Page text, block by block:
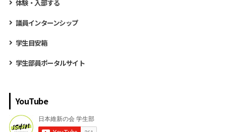
体験・入部する
議員インターンシップ
学生目安箱
学生部員ポータルサイト
YouTube